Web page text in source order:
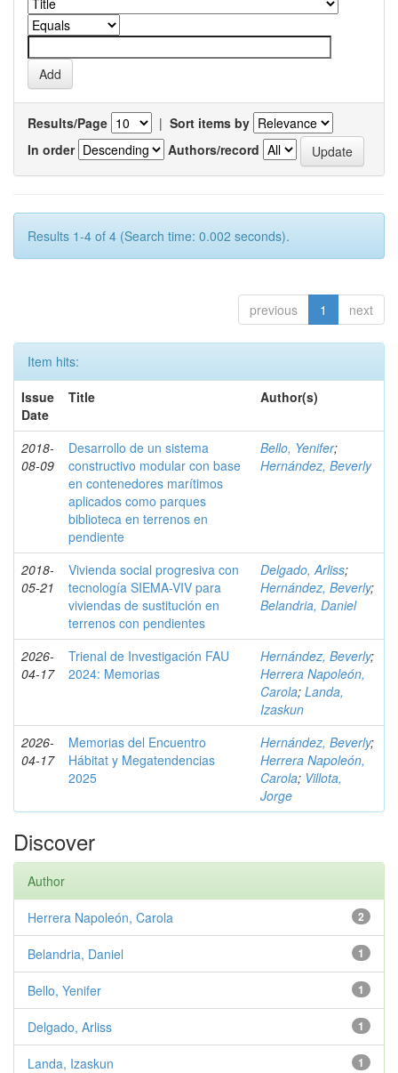
Results/Page | Sort items by
In order
Authors/record
Results 1-4 of 4 (Search time: 0.002 seconds).
previous 1 next
Item hits:
Issue
Date
Title Author(s)
2018-
08-09
Desarrollo de un sistema
constructivo modular con base
en contenedores marítimos
aplicados como parques
biblioteca en terrenos en
pendiente
Bello, Yenifer;
Hernández, Beverly
2018-
05-21
Vivienda social progresiva con
tecnología SIEMA-VIV para
viviendas de sustitución en
terrenos con pendientes
Delgado, Arliss;
Hernández, Beverly;
Belandria, Daniel
2026-
04-17
Trienal de Investigación FAU
2024: Memorias
Hernández, Beverly;
Herrera Napoleón,
Carola; Landa,
Izaskun
2026-
04-17
Memorias del Encuentro
Hábitat y Megatendencias
2025
Hernández, Beverly;
Herrera Napoleón,
Carola; Villota,
Jorge
Discover
Author
2
Herrera Napoleón, Carola
1
Belandria, Daniel
1
Bello, Yenifer
1
Delgado, Arliss
1
Landa, Izaskun